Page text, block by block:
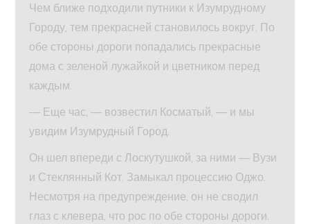
Чем ближе подходили путники к Изумрудному
Городу, тем прекрасней становилось вокруг. По
обе стороны дороги попадались прекрасные
дома с зеленой лужайкой и цветником перед
каждым.
— Еще час, — возвестил Косматый, — и мы
увидим Изумрудный Город.
Он шел впереди с Лоскутушкой, за ними — Вузи
и Стеклянный Кот. Замыкал процессию Оджо.
Несмотря на предупреждение, он не сводил
глаз с клевера, что рос по обе стороны дороги.